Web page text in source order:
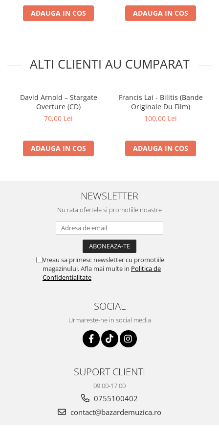
ADAUGA IN COS ADAUGA IN COS
ALTI CLIENTI AU CUMPARAT
David Arnold – Stargate
Overture (CD)
70,00 Lei
ADAUGA IN COS
Francis Lai - Bilitis (Bande
Originale Du Film)
100,00 Lei
ADAUGA IN COS
NEWSLETTER
Nu rata ofertele si promotiile noastre
Vreau sa primesc newsletter cu promotiile
magazinului. Afla mai multe in Politica de
Confidentialitate
SOCIAL
Urmareste-ne in social media
SUPORT CLIENTI
09:00-17:00
0755100402
contact@bazardemuzica.ro